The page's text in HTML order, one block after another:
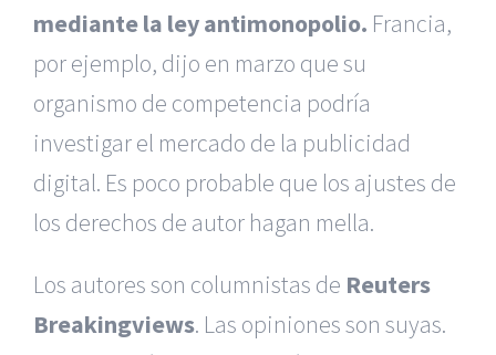
mediante la ley antimonopolio. Francia,
por ejemplo, dijo en marzo que su
organismo de competencia podría
investigar el mercado de la publicidad
digital. Es poco probable que los ajustes de
los derechos de autor hagan mella.
Los autores son columnistas de Reuters
Breakingviews. Las opiniones son suyas.